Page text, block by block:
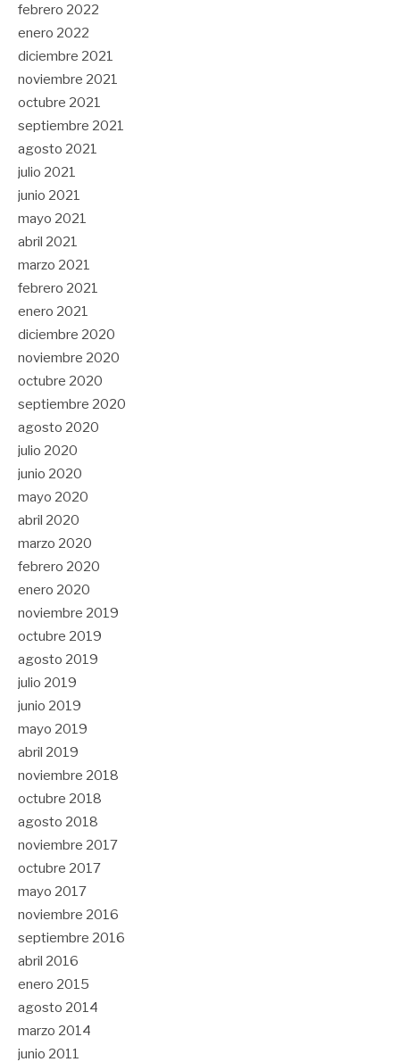
febrero 2022
enero 2022
diciembre 2021
noviembre 2021
octubre 2021
septiembre 2021
agosto 2021
julio 2021
junio 2021
mayo 2021
abril 2021
marzo 2021
febrero 2021
enero 2021
diciembre 2020
noviembre 2020
octubre 2020
septiembre 2020
agosto 2020
julio 2020
junio 2020
mayo 2020
abril 2020
marzo 2020
febrero 2020
enero 2020
noviembre 2019
octubre 2019
agosto 2019
julio 2019
junio 2019
mayo 2019
abril 2019
noviembre 2018
octubre 2018
agosto 2018
noviembre 2017
octubre 2017
mayo 2017
noviembre 2016
septiembre 2016
abril 2016
enero 2015
agosto 2014
marzo 2014
junio 2011